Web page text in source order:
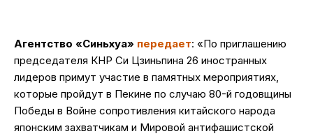
Агентство «Синьхуа» передает: «По приглашению
председателя КНР Си Цзиньпина 26 иностранных
лидеров примут участие в памятных мероприятиях,
которые пройдут в Пекине по случаю 80-й годовщины
Победы в Войне сопротивления китайского народа
японским захватчикам и Мировой антифашистской